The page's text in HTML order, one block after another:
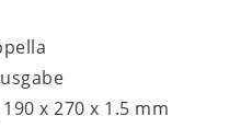
x 270 x 1.5 mm